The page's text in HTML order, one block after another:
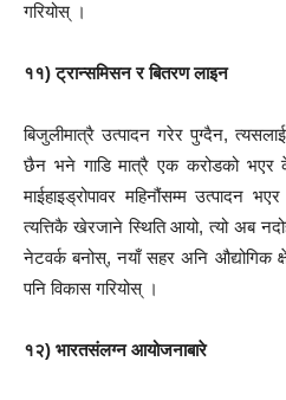
गरियोस् ।
११) ट्रान्समिसन र बितरण लाइन
बिजुलीमात्रै उत्पादन गरेर पुग्दैन,
छैन भने गाडि मात्रै एक करोडको भएर
माईहाइड्रोपावर महिनौंसम्म उत्पादन
त्यत्तिकै खेरजाने स्थिति आयो, त्यो अब
नेटवर्क बनोस्, नयाँ सहर अनि औद्योगिक
पनि विकास गरियोस् ।
१२) भारतसंलग्न आयोजनाबारे